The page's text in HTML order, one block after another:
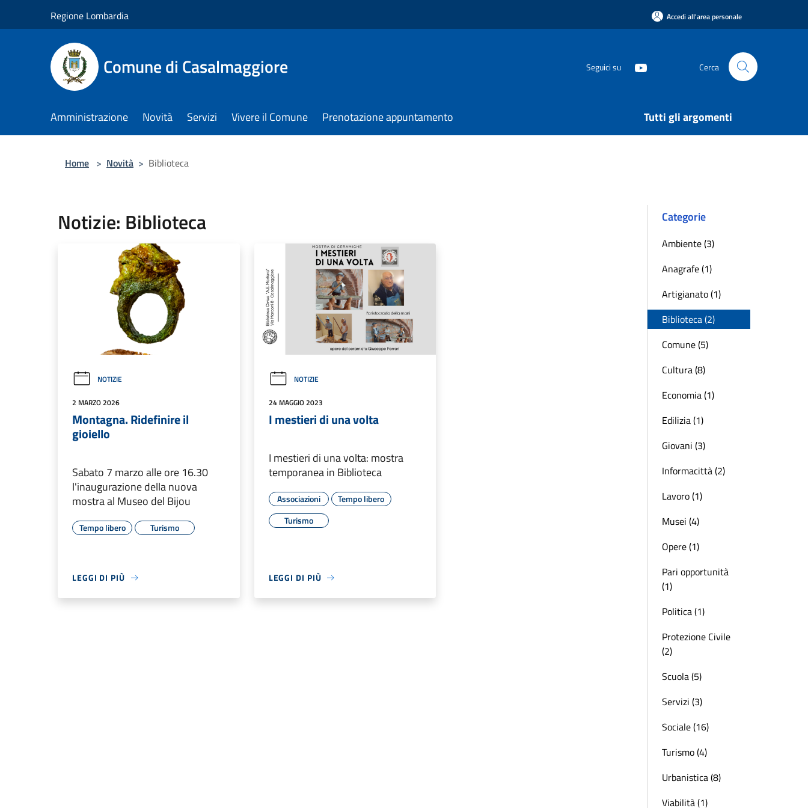
Regione Lombardia Accedi all'area personale
Comune di Casalmaggiore Seguici su Cerca
Amministrazione Novità Servizi Vivere il Comune Prenotazione appuntamento Tutti gli argomenti
Home > Novità > Biblioteca
Notizie: Biblioteca
NOTIZIE
2 MARZO 2026
Montagna. Ridefinire il
gioiello
Sabato 7 marzo alle ore 16.30
l'inaugurazione della nuova
mostra al Museo del Bijou
Tempo libero Turismo
LEGGI DI PIÙ
NOTIZIE
24 MAGGIO 2023
I mestieri di una volta
I mestieri di una volta: mostra
temporanea in Biblioteca
Associazioni
Tempo libero
Turismo
LEGGI DI PIÙ
Categorie
Ambiente (3)
Anagrafe (1)
Artigianato (1)
Biblioteca (2)
Comune (5)
Cultura (8)
Economia (1)
Edilizia (1)
Giovani (3)
Informacittà (2)
Lavoro (1)
Musei (4)
Opere (1)
Pari opportunità
(1)
Politica (1)
Protezione Civile
(2)
Scuola (5)
Servizi (3)
Sociale (16)
Turismo (4)
Urbanistica (8)
Viabilità (1)